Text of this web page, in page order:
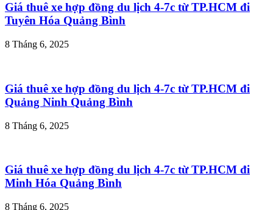
Giá thuê xe hợp đồng du lịch 4-7c từ TP.HCM đi
Tuyên Hóa Quảng Bình
8 Tháng 6, 2025
Giá thuê xe hợp đồng du lịch 4-7c từ TP.HCM đi
Quảng Ninh Quảng Bình
8 Tháng 6, 2025
Giá thuê xe hợp đồng du lịch 4-7c từ TP.HCM đi
Minh Hóa Quảng Bình
8 Tháng 6, 2025